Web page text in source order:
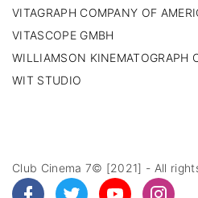
VITAGRAPH COMPANY OF
VITASCOPE GMBH
WILLIAMSON KINEMATOGRAPH
WIT STUDIO
Club Cinema 7© [2021] - All